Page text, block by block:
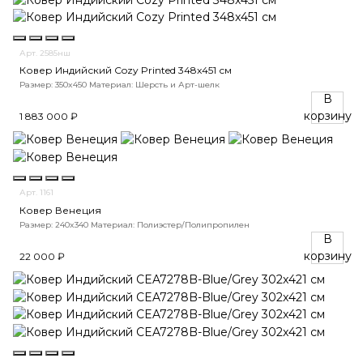
Арт. 2585нш
Ковер Индийский Cozy Printed 348x451 см
Размер: 350x450 Материал: Шерсть и Арт-шелк
1 883 000 ₽
В
корзину
Арт. 1161
Ковер Венеция
Размер: 240x340 Материал: Полиэстер/Полипропилен
22 000 ₽
В
корзину